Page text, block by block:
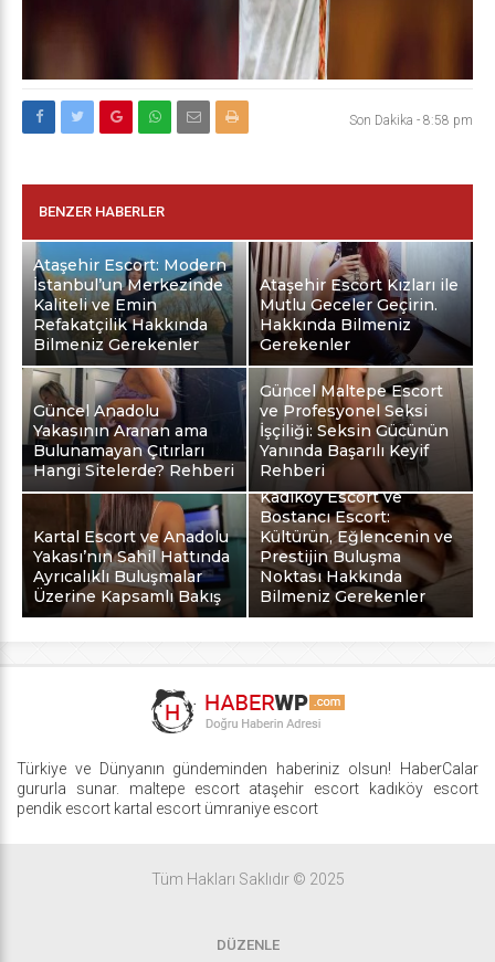
Son Dakika - 8:58 pm
BENZER HABERLER
Ataşehir Escort: Modern
İstanbul’un Merkezinde
Kaliteli ve Emin
Refakatçilik Hakkında
Bilmeniz Gerekenler
Ataşehir Escort Kızları ile
Mutlu Geceler Geçirin.
Hakkında Bilmeniz
Gerekenler
Güncel Anadolu
Yakasının Aranan ama
Bulunamayan Çıtırları
Hangi Sitelerde? Rehberi
Güncel Maltepe Escort
ve Profesyonel Seksi
İşçiliği: Seksin Gücünün
Yanında Başarılı Keyif
Rehberi
Kartal Escort ve Anadolu
Yakası’nın Sahil Hattında
Ayrıcalıklı Buluşmalar
Üzerine Kapsamlı Bakış
Kadıköy Escort ve
Bostancı Escort:
Kültürün, Eğlencenin ve
Prestijin Buluşma
Noktası Hakkında
Bilmeniz Gerekenler
Türkiye ve Dünyanın gündeminden haberiniz olsun! HaberCalar
gururla sunar. maltepe escort ataşehir escort
kadıköy escort
pendik escort kartal escort ümraniye escort
Tüm Hakları Saklıdır © 2025
DÜZENLE